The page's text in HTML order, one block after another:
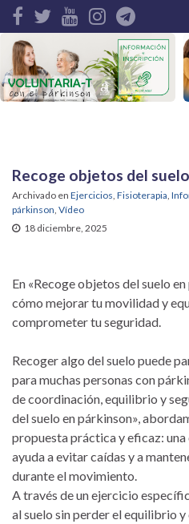
Search for:
Recoge objetos del
Archivado en Ejercicios, Fisioterapia,
párkinson, Vídeo
18 diciembre, 2025
En «Recoge objetos del suelo
cómo mejorar tu movilidad y
comprometer tu seguridad.
Recoger algo del suelo puede
para muchas personas con
de coordinación, equilibrio y
del suelo en párkinson»,
propuesta práctica y eficaz:
ayuda a evitar caídas y a
durante el movimiento.
A través de un ejercicio
al suelo sin perder el equilibrio